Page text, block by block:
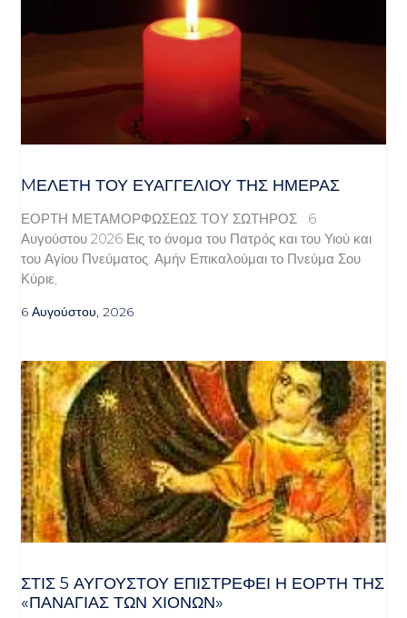
MΕΛΈΤΗ ΤΟΥ ΕΥΑΓΓΕΛΊΟΥ ΤΗΣ ΗΜΈΡΑΣ
ΕΟΡΤΗ ΜΕΤΑΜΟΡΦΩΣΕΩΣ ΤΟΥ ΣΩΤΗΡΟΣ 6
Αυγούστου 2026 Εις το όνομα του Πατρός και του Υιού και
του Αγίου Πνεύματος. Αμήν Επικαλούμαι το Πνεύμα Σου
Κύριε,
6 Αυγούστου, 2026
ΣΤΙΣ 5 ΑΥΓΟΎΣΤΟΥ ΕΠΙΣΤΡΈΦΕΙ Η ΕΟΡΤΉ ΤΗΣ
«ΠΑΝΑΓΊΑΣ ΤΩΝ ΧΙΌΝΩΝ»